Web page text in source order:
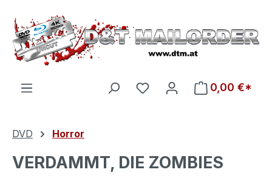
Zum Hauptinhalt springen
Du hast 0 Produkte auf
0,00 €*
DVD Horror
VERDAMMT, DIE ZOMBIES